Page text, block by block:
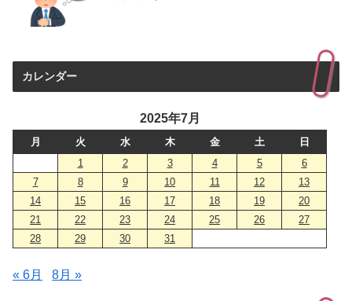
カレンダー
2025年7月
月 火 水 木 金 土
日
1
2 3 4 5
6
7
8 9 10 11 12
13
14
15 16 17 18 19
20
21
22 23 24 25 26
27
28
29 30 31
« 6月 8月 »